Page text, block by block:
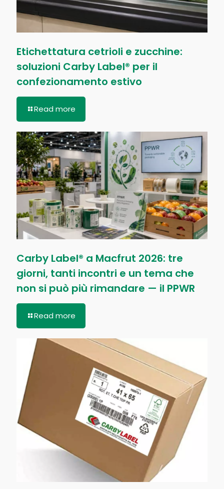
Etichettatura cetrioli e zucchine:
soluzioni Carby Label® per il
confezionamento estivo
Read more
Carby Label® a Macfrut 2026: tre
giorni, tanti incontri e un tema che
non si può più rimandare — il PPWR
Read more